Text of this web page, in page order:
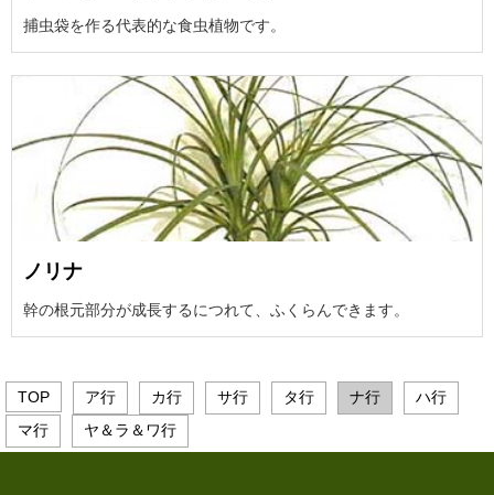
捕虫袋を作る代表的な食虫植物です。
ノリナ
幹の根元部分が成長するにつれて、ふくらんできます。
TOP ア行 カ行 サ行 タ行 ナ行
ハ行
マ行
ヤ＆ラ＆ワ行